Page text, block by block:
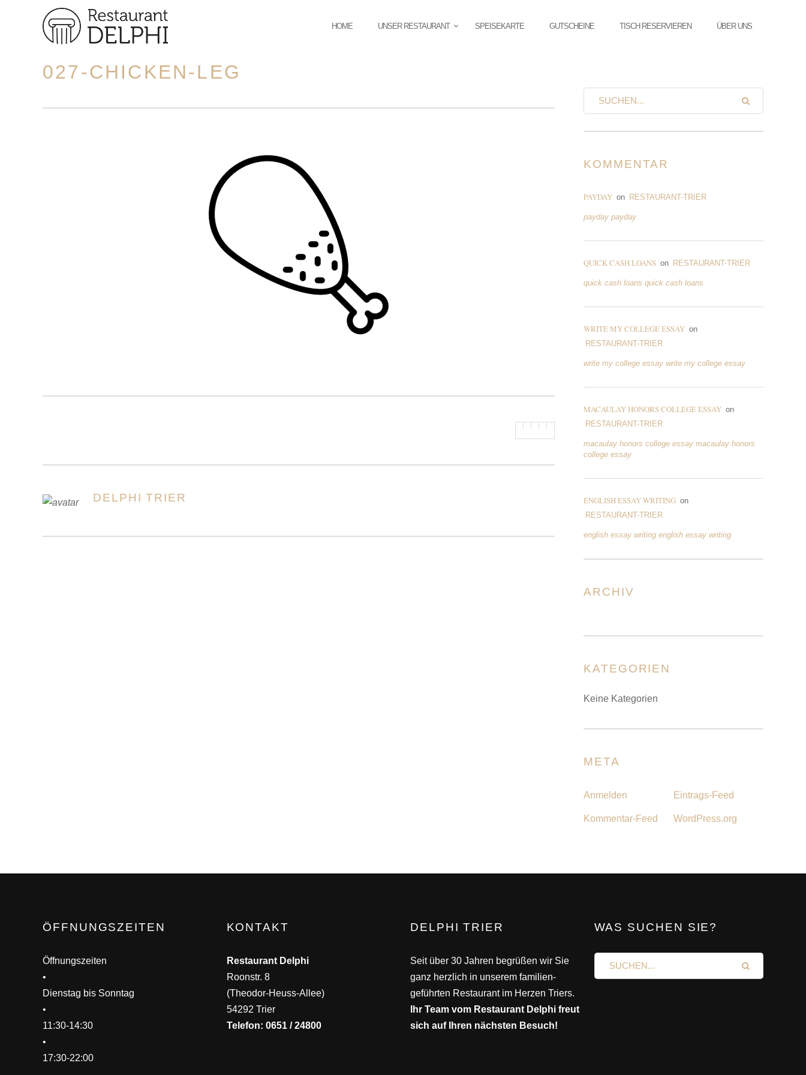
PRIMÄR-
HOME UNSER RESTAURANT SPEISEKARTE GUTSCHEINE TISCH RESERVIEREN ÜBER UNS
027-CHICKEN-LEG
AUTOREN
DELPHI TRIER
KOMMENTAR
PAYDAY on RESTAURANT-TRIER
payday payday
QUICK CASH LOANS on RESTAURANT-TRIER
quick cash loans quick cash loans
WRITE MY COLLEGE ESSAY on
RESTAURANT-TRIER
write my college essay write my college essay
MACAULAY HONORS COLLEGE ESSAY on
RESTAURANT-TRIER
macaulay honors college essay macaulay honors
college essay
ENGLISH ESSAY WRITING on
RESTAURANT-TRIER
english essay writing english essay writing
ARCHIV
KATEGORIEN
Keine Kategorien
META
Anmelden Eintrags-Feed
Kommentar-Feed WordPress.org
ÖFFNUNGSZEITEN
Öffnungszeiten
•
Dienstag bis Sonntag
•
11:30-14:30
•
17:30-22:00
KONTAKT
Restaurant Delphi
Roonstr. 8
(Theodor-Heuss-Allee)
54292 Trier
Telefon: 0651 / 24800
DELPHI TRIER
Seit über 30 Jahren begrüßen wir Sie
ganz herzlich in unserem familien-
geführten Restaurant im Herzen Triers.
Ihr Team vom Restaurant Delphi freut
sich auf Ihren nächsten Besuch!
WAS SUCHEN SIE?